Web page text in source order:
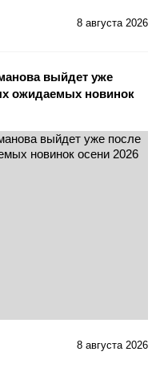
8 августа 2026
выйдет уже
ожидаемых новинок
8 августа 2026